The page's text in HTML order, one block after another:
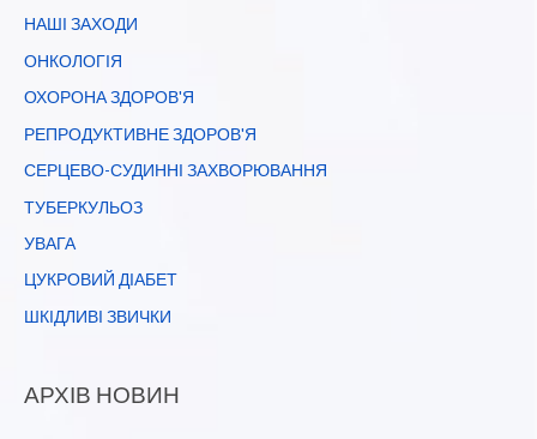
НАШІ ЗАХОДИ
ОНКОЛОГІЯ
ОХОРОНА ЗДОРОВ'Я
РЕПРОДУКТИВНЕ ЗДОРОВ'Я
СЕРЦЕВО-СУДИННІ ЗАХВОРЮВАННЯ
ТУБЕРКУЛЬОЗ
УВАГА
ЦУКРОВИЙ ДІАБЕТ
ШКІДЛИВІ ЗВИЧКИ
АРХІВ НОВИН